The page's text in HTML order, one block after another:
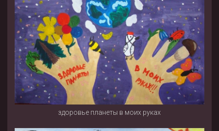
здоровье планеты в моих руках